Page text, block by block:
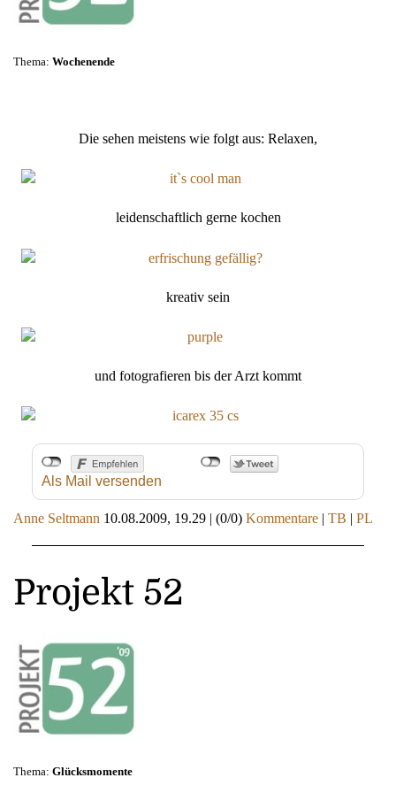
Thema: Wochenende
Die sehen meistens wie folgt aus: Relaxen,
leidenschaftlich gerne kochen
kreativ sein
und fotografieren bis der Arzt kommt
Als Mail versenden
Anne Seltmann 10.08.2009, 19.29 | (0/0) Kommentare | TB | PL
Projekt 52
Thema: Glücksmomente